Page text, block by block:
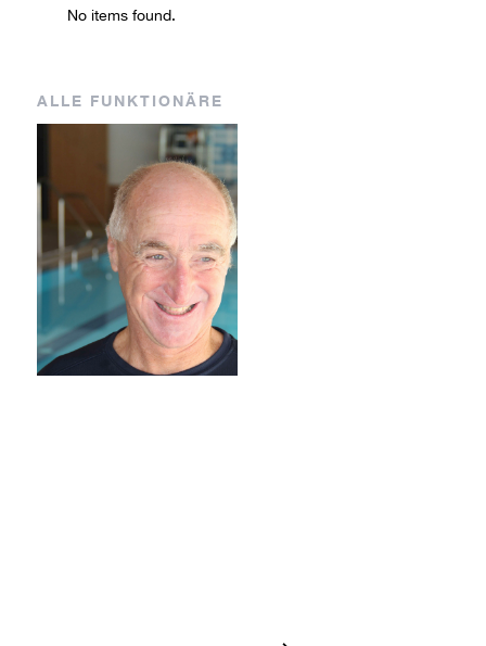
No items found.
ALLE FUNKTIONÄRE
Albrizio
BH
Coach
Hannah
Brugger